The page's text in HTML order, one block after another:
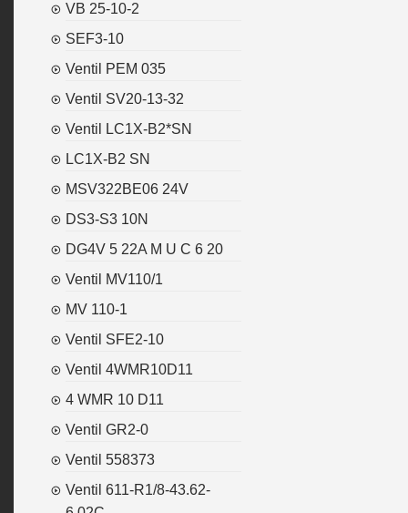
VB 25-10-2
SEF3-10
Ventil PEM 035
Ventil SV20-13-32
Ventil LC1X-B2*SN
LC1X-B2 SN
MSV322BE06 24V
DS3-S3 10N
DG4V 5 22A M U C 6 20
Ventil MV110/1
MV 110-1
Ventil SFE2-10
Ventil 4WMR10D11
4 WMR 10 D11
Ventil GR2-0
Ventil 558373
Ventil 611-R1/8-43.62-